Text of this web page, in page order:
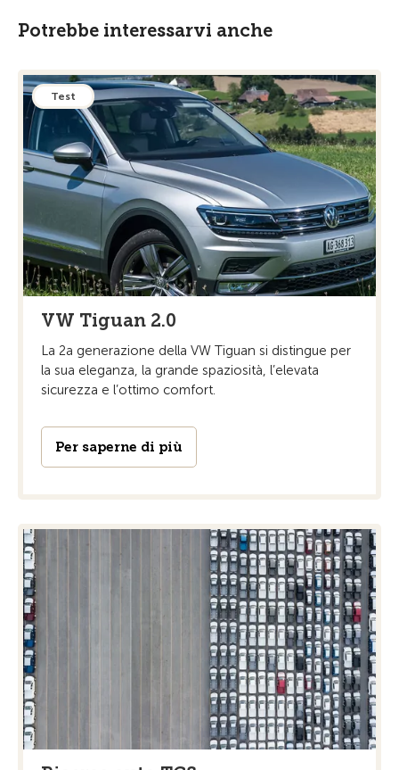
Potrebbe interessarvi anche
Test
VW Tiguan 2.0
La 2a generazione della VW Tiguan si distingue per
la sua eleganza, la grande spaziosità, l’elevata
sicurezza e l’ottimo comfort.
Per saperne di più